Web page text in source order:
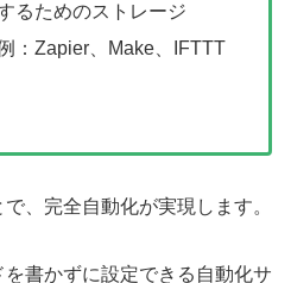
るためのストレージ
：Zapier、Make、IFTTT
、完全自動化が実現します。
書かずに設定できる自動化サ